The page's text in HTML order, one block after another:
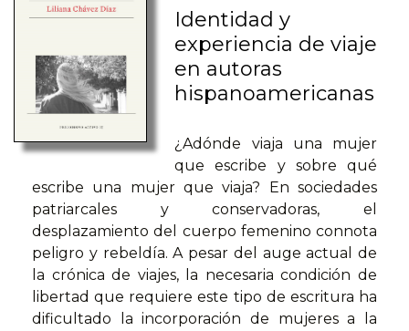
Identidad y
experiencia de viaje
en autoras
hispanoamericanas
¿Adónde viaja una mujer
que escribe y sobre qué
escribe una mujer que viaja? En sociedades
patriarcales y conservadoras, el
desplazamiento del cuerpo femenino connota
peligro y rebeldía. A pesar del auge actual de
la crónica de viajes, la necesaria condición de
libertad que requiere este tipo de escritura ha
dificultado la incorporación de mujeres a la